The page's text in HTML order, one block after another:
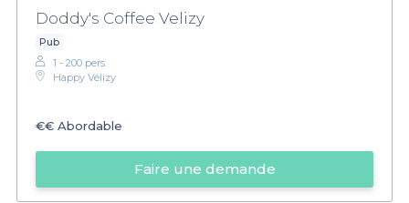
Doddy's Coffee Velizy
Pub
1 - 200 pers.
Happy Vélizy
€€ Abordable
Faire une demande